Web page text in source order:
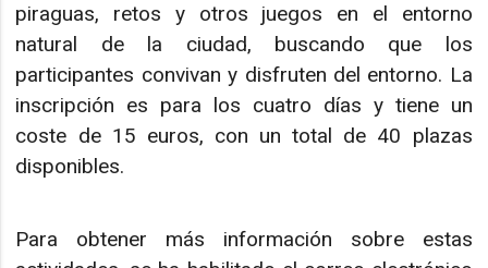
piraguas, retos y otros juegos en el entorno
natural de la ciudad, buscando que los
participantes convivan y disfruten del entorno. La
inscripción es para los cuatro días y tiene un
coste de 15 euros, con un total de 40 plazas
disponibles.
Para obtener más información sobre estas